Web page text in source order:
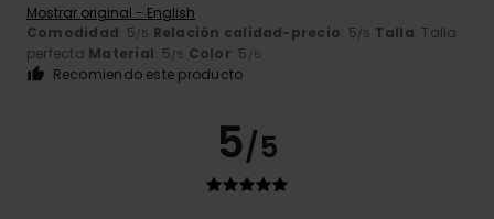
Mostrar original - English
Comodidad: 5/5 Relación calidad-precio: 5/5 Talla: Talla
perfecta Material: 5/5 Color: 5 /5
Recomiendo este producto
5/5